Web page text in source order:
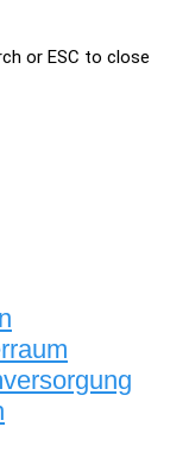
or ESC to close